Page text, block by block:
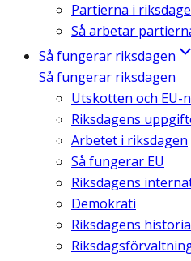
Partierna i
Så arbetar
Så fungerar riksdagen
Så fungerar riksdagen
Utskotten och EU-
Riksdagens
Arbetet i riksdagen
Så fungerar EU
Riksdagens
Demokrati
Riksdagens historia